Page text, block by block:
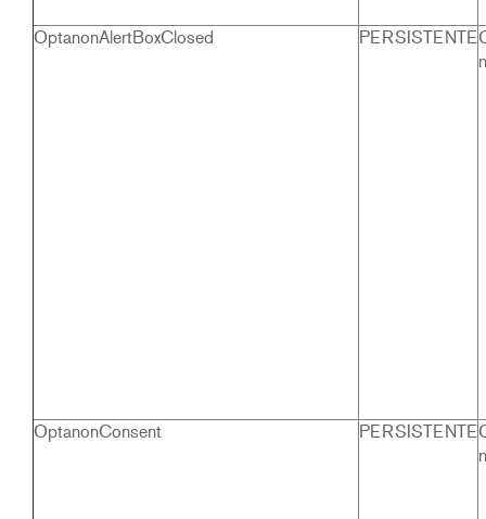
OptanonAlertBoxClosed PERSISTENTE
OptanonConsent PERSISTENTE